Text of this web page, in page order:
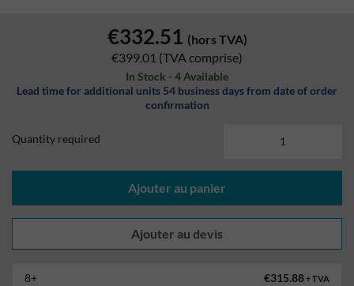
€332.51 (hors TVA)
€399.01 (TVA comprise)
In Stock - 4 Available
Lead time for additional units 54 business days from date of order
confirmation
Quantity required
Ajouter au panier
8+ €315.88+ TVA